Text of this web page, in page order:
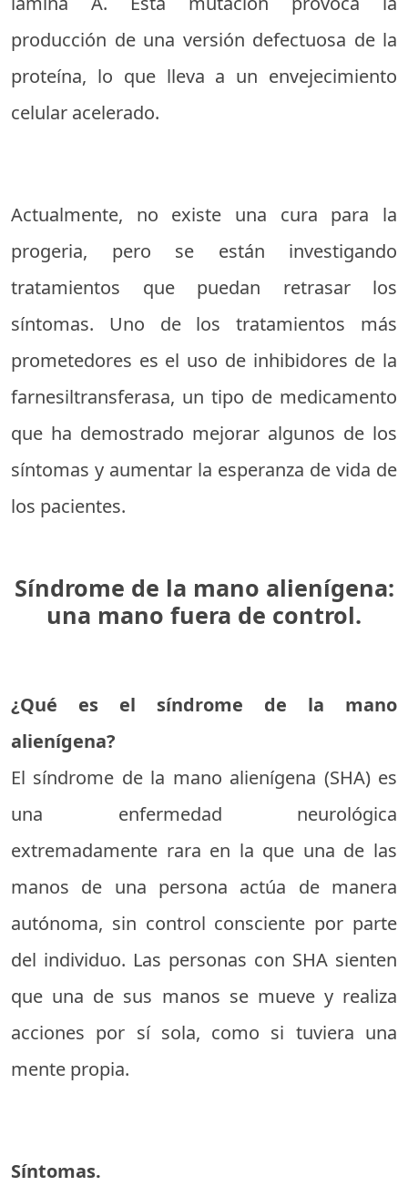
producción de una versión defectuosa de la
proteína, lo que lleva a un envejecimiento
celular acelerado.
Actualmente, no existe una cura para la
progeria, pero se están investigando
tratamientos que puedan retrasar los
síntomas. Uno de los tratamientos más
prometedores es el uso de inhibidores de la
farnesiltransferasa, un tipo de medicamento
que ha demostrado mejorar algunos de los
síntomas y aumentar la esperanza de vida de
los pacientes.
Síndrome de la mano alienígena:
una mano fuera de control.
¿Qué es el síndrome de la mano
alienígena?
El síndrome de la mano alienígena (SHA) es
una enfermedad neurológica
extremadamente rara en la que una de las
manos de una persona actúa de manera
autónoma, sin control consciente por parte
del individuo. Las personas con SHA sienten
que una de sus manos se mueve y realiza
acciones por sí sola, como si tuviera una
mente propia.
Síntomas.